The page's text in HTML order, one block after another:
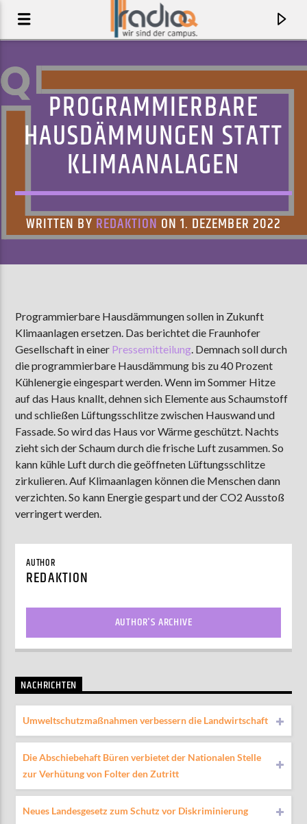
AKTUELLE SENDUNG
MOEBIUS
12:00 18:00
ZU HÖREN INMünster90,9 MHzSteinfurt 103,9 MHz
PROGRAMMIERBARE
HAUSDÄMMUNGEN STATT
KLIMAANALAGEN
WRITTEN BY REDAKTION ON 1. DEZEMBER 2022
Programmierbare Hausdämmungen sollen in Zukunft
Klimaanlagen ersetzen. Das berichtet die Fraunhofer
Gesellschaft in einer Pressemitteilung. Demnach soll durch
die programmierbare Hausdämmung bis zu 40 Prozent
Kühlenergie eingespart werden. Wenn im Sommer Hitze
auf das Haus knallt, dehnen sich Elemente aus Schaumstoff
und schließen Lüftungsschlitze zwischen Hauswand und
Fassade. So wird das Haus vor Wärme geschützt. Nachts
zieht sich der Schaum durch die frische Luft zusammen. So
kann kühle Luft durch die geöffneten Lüftungsschlitze
zirkulieren. Auf Klimaanlagen können die Menschen dann
verzichten. So kann Energie gespart und der CO2 Ausstoß
verringert werden.
AUTHOR
REDAKTION
AUTHOR'S ARCHIVE
NACHRICHTEN
Umweltschutzmaßnahmen verbessern die Landwirtschaft
Die Abschiebehaft Büren verbietet der Nationalen Stelle
zur Verhütung von Folter den Zutritt
Neues Landesgesetz zum Schutz vor Diskriminierung